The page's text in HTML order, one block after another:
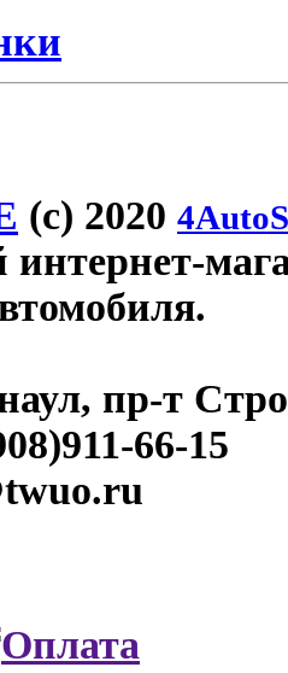
(c) 2020
пр-т
66-15